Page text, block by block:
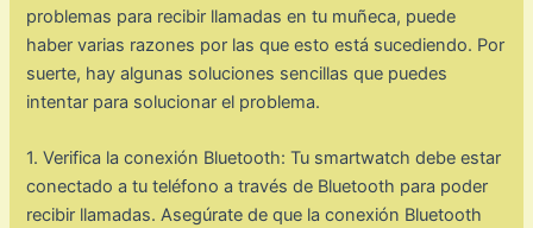
problemas para recibir llamadas en tu muñeca, puede
haber varias razones por las que esto está sucediendo. Por
suerte, hay algunas soluciones sencillas que puedes
intentar para solucionar el problema.
1. Verifica la conexión Bluetooth: Tu smartwatch debe estar
conectado a tu teléfono a través de Bluetooth para poder
recibir llamadas. Asegúrate de que la conexión Bluetooth